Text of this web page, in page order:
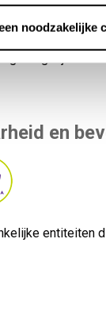
noodzakelijke
en
entiteiten